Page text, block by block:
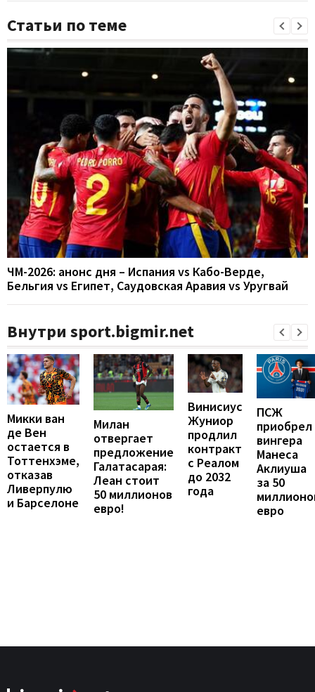
Статьи по теме
ЧМ-2026: анонс дня – Испания vs Кабо-Верде,
Бельгия vs Египет, Саудовская Аравия vs Уругвай
Внутри sport.bigmir.net
Микки ван
де Вен
остается в
Тоттенхэме,
отказав
Ливерпулю
и Барселоне
Милан
отвергает
предложение
Галатасарая:
Леан стоит
50 миллионов
евро!
Винисиус
Жуниор
продлил
контракт
с Реалом
до 2032
года
ПСЖ
приобрел
вингера
Манеса
Аклиуша
за 50
евро